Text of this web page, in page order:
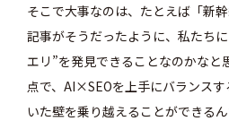
そこで大事なのは、たとえば「新
記事がそうだったように、私たち
エリ”を発見できることなのかなと
点で、AI×SEOを上手にバランス
いた壁を乗り越えることができる